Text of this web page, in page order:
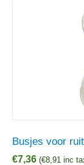
Busjes voor
€7,36 (€8,91 inc